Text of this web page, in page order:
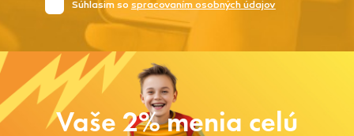
Súhlasim so spracovaním osobných údajov
Vaše 2% menia celú